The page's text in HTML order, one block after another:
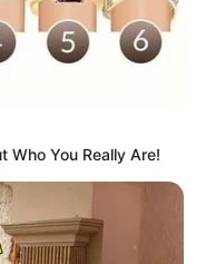
Who You Really Are!